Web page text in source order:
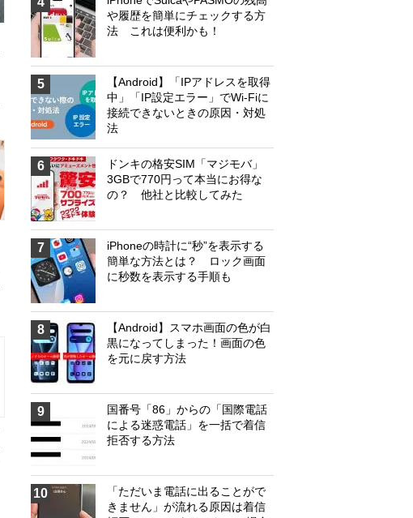
や履歴を簡単にチェックする方
法 これは便利かも！
5
【Android】「IPアドレスを取得
中」「IP設定エラー」でWi-Fiに
接続できないときの原因・対処
法
6
ドンキの格安SIM「マジモバ」
3GBで770円って本当にお得な
の？ 他社と比較してみた
7
iPhoneの時計に“秒”を表示する
簡単な方法とは？ ロック画面
に秒数を表示する手順も
8
【Android】スマホ画面の色が白
黒になってしまった！画面の色
を元に戻す方法
9
国番号「86」からの「国際電話
による迷惑電話」を一括で着信
拒否する方法
10
「ただいま電話に出ることがで
きません」が流れる原因は着信